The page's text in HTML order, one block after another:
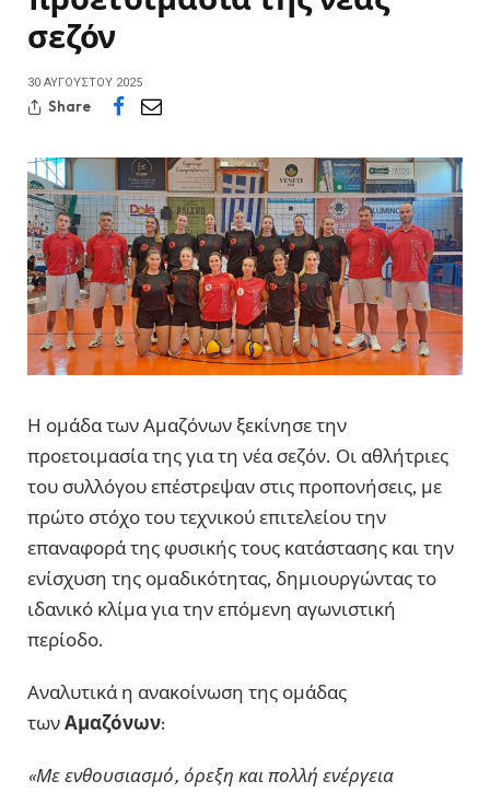
σεζόν
30 ΑΥΓΟΎΣΤΟΥ 2025
Share
Η ομάδα των Αμαζόνων ξεκίνησε την
προετοιμασία της για τη νέα σεζόν. Οι αθλήτριες
του συλλόγου επέστρεψαν στις προπονήσεις, με
πρώτο στόχο του τεχνικού επιτελείου την
επαναφορά της φυσικής τους κατάστασης και την
ενίσχυση της ομαδικότητας, δημιουργώντας το
ιδανικό κλίμα για την επόμενη αγωνιστική
περίοδο.
Αναλυτικά η ανακοίνωση της ομάδας
τωνΑμαζόνων:
«Με ενθουσιασμό, όρεξη και πολλή ενέργεια